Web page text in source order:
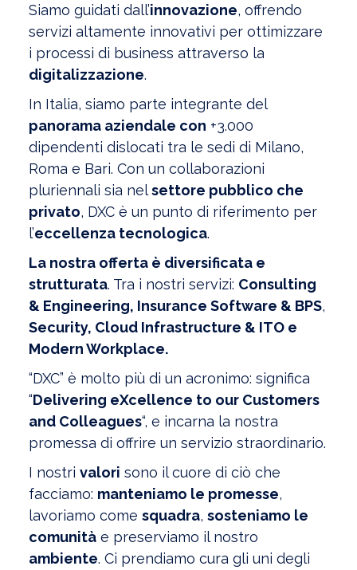
Siamo guidati dall’innovazione, offrendo
servizi altamente innovativi per ottimizzare
i processi di business attraverso la
digitalizzazione.
In Italia, siamo parte integrante del
panorama aziendale con +3.000
dipendenti dislocati tra le sedi di Milano,
Roma e Bari. Con un collaborazioni
pluriennali sia nelsettore pubblico che
privato, DXC è un punto di riferimento per
l’eccellenza tecnologica.
La nostra offerta è diversificata e
strutturata. Tra i nostri servizi: Consulting
& Engineering, Insurance Software & BPS,
Security, Cloud Infrastructure & ITO e
Modern Workplace.
“DXC” è molto più di un acronimo: significa
“Delivering eXcellence to our Customers
and Colleagues“, e incarna la nostra
promessa di offrire un servizio straordinario.
I nostri valori sono il cuore di ciò che
facciamo: manteniamo le promesse,
lavoriamo come squadra, sosteniamo le
comunità e preserviamo il nostro
ambiente. Ci prendiamo cura gli uni degli